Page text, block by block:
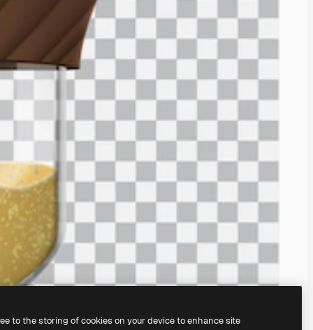
to the storing of cookies on your device to enhance site